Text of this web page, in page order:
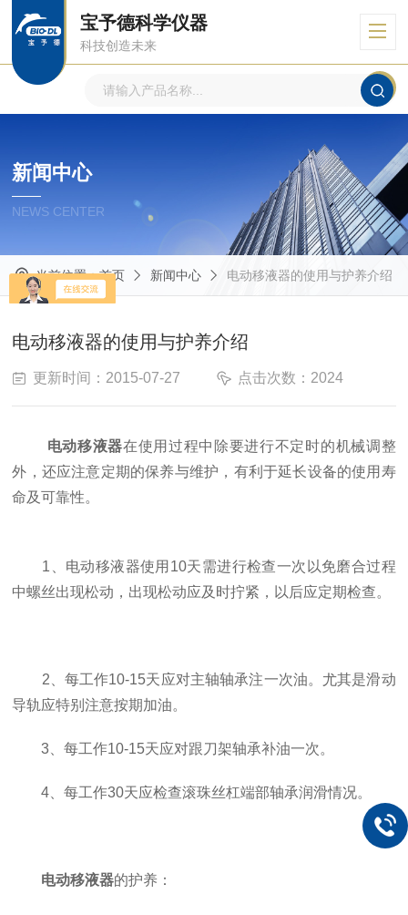
宝予德科学仪器
科技创造未来
新闻中心
NEWS CENTER
当前位置：首页 新闻中心 电动移液器的使用与护养介绍
电动移液器的使用与护养介绍
更新时间：2015-07-27 点击次数：2024
电动移液器在使用过程中除要进行不定时的机械调整
外，还应注意定期的保养与维护，有利于延长设备的使用寿
命及可靠性。
1、电动移液器使用10天需进行检查一次以免磨合过程
中螺丝出现松动，出现松动应及时拧紧，以后应定期检查。
2、每工作10-15天应对主轴轴承注一次油。尤其是滑动
导轨应特别注意按期加油。
3、每工作10-15天应对跟刀架轴承补油一次。
4、每工作30天应检查滚珠丝杠端部轴承润滑情况。
电动移液器的护养：